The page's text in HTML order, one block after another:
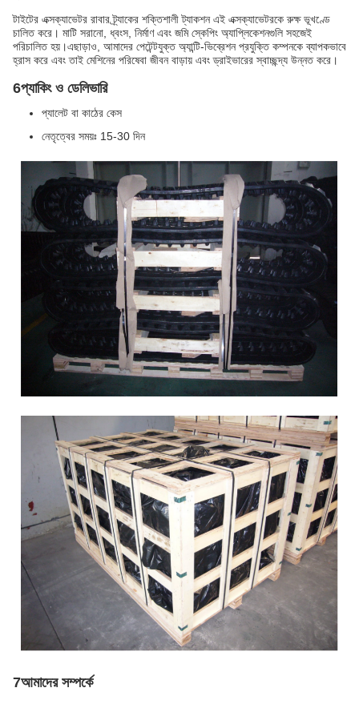
টাইটের এক্সক্যাভেটর রাবার ট্র্যাকের শক্তিশালী ট্যাকশন এই এক্সক্যাভেটরকে রুক্ষ ভূখণ্ডে
চালিত করে। মাটি সরানো, ধ্বংস, নির্মাণ এবং জমি স্কেপিং অ্যাপ্লিকেশনগুলি সহজেই
পরিচালিত হয়।এছাড়াও, আমাদের পেটেন্টযুক্ত অ্যান্টি-ভিব্রেশন প্রযুক্তি কম্পনকে ব্যাপকভাবে
হ্রাস করে এবং তাই মেশিনের পরিষেবা জীবন বাড়ায় এবং ড্রাইভারের স্বাচ্ছন্দ্য উন্নত করে।
6প্যাকিং ও ডেলিভারি
প্যালেট বা কাঠের কেস
নেতৃত্বের সময়ঃ 15-30 দিন
7আমাদের সম্পর্কে